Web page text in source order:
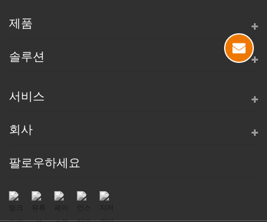
제품
솔루션
서비스
회사
팔로우하세요